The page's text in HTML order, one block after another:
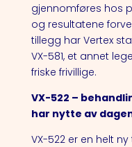
gjennomføres hos
og resultatene
tillegg har Vertex
VX-581, et annet
friske frivillige.
VX-522 –
har nytte av
VX-522 er en helt